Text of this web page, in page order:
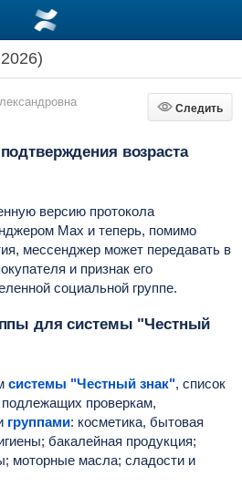
Следить
Следить
возраста
версию протокола
Max и теперь, помимо
мессенджер может передавать в
и признак его
социальной группе.
для системы "Честный
системы "Честный знак", список
проверкам,
группами: косметика, бытовая
бакалейная продукция;
моторные масла; сладости и